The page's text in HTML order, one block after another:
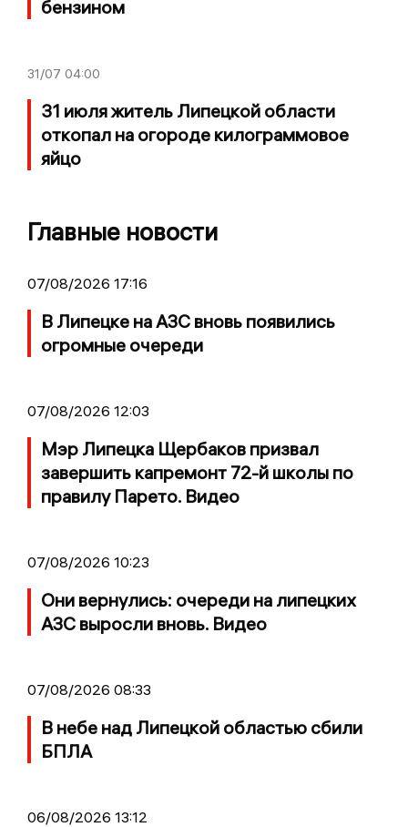
бензином
31/07 04:00
31 июля житель Липецкой области
откопал на огороде килограммовое
яйцо
Главные новости
07/08/2026 17:16
В Липецке на АЗС вновь появились
огромные очереди
07/08/2026 12:03
Мэр Липецка Щербаков призвал
завершить капремонт 72-й школы по
правилу Парето. Видео
07/08/2026 10:23
Они вернулись: очереди на липецких
АЗС выросли вновь. Видео
07/08/2026 08:33
В небе над Липецкой областью сбили
БПЛА
06/08/2026 13:12